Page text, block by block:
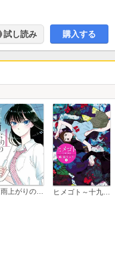
試し読み 購入する
恋は雨上がりのように